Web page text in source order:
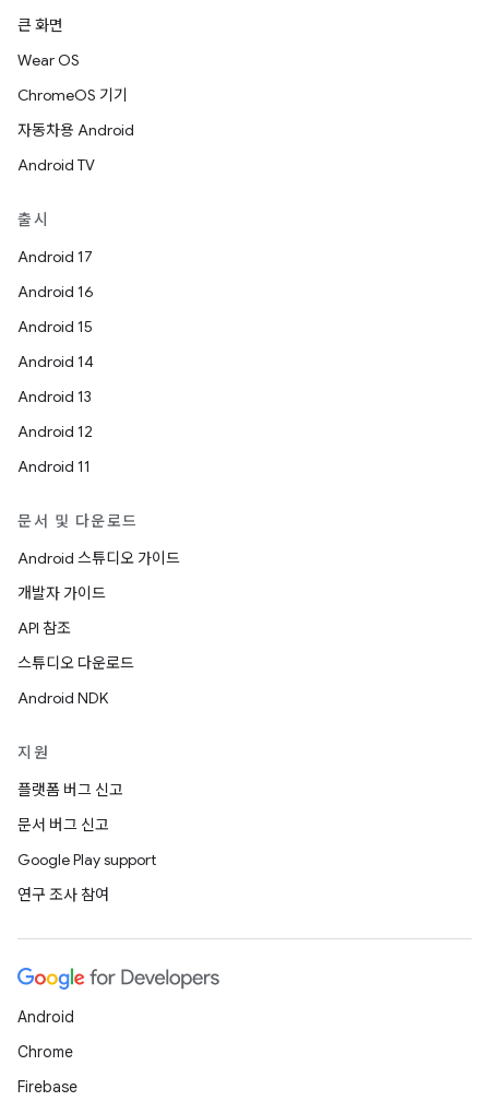
큰 화면
Wear OS
ChromeOS 기기
자동차용 Android
Android TV
출시
Android 17
Android 16
Android 15
Android 14
Android 13
Android 12
Android 11
문서 및 다운로드
Android 스튜디오 가이드
개발자 가이드
API 참조
스튜디오 다운로드
Android NDK
지원
플랫폼 버그 신고
문서 버그 신고
Google Play support
연구 조사 참여
Android
Chrome
Firebase